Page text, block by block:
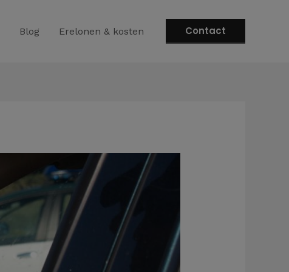
Blog Erelonen & kosten Contact